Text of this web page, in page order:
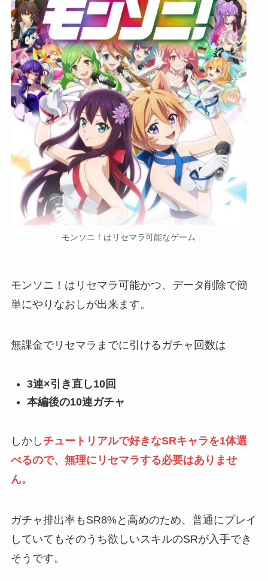
モンソニ！はリセマラ可能なゲーム
モンソニ！はリセマラ可能かつ、データ削除で簡
単にやりなおしが出来ます。
無課金でリセマラまでに引けるガチャ回数は
3連×引き直し10回
本編後の10連ガチャ
しかし チュートリアルで好きなSRキャラを1体選
べるので、無理にリセマラする必要はありませ
ん。
ガチャ排出率もSR8%と高めのため、普通にプレイ
していてもそのうち欲しいスキルのSRが入手でき
そうです。